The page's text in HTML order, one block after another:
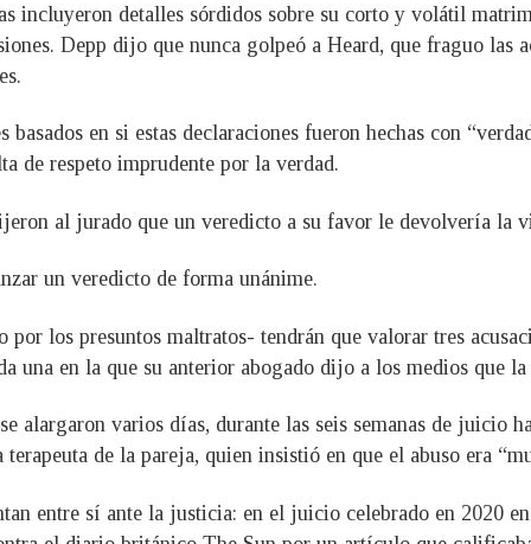
incluyeron detalles sórdidos sobre su corto y volátil
Depp dijo que nunca golpeó a Heard, que fraguo las
en si estas declaraciones fueron hechas con
de respeto imprudente por la verdad.
al jurado que un veredicto a su favor le devolvería la
un veredicto de forma unánime.
los presuntos maltratos- tendrán que valorar tres
una en la que su anterior abogado dijo a los medios que
alargaron varios días, durante las seis semanas de juicio
de la pareja, quien insistió en que el abuso era
entre sí ante la justicia: en el juicio celebrado en 2020